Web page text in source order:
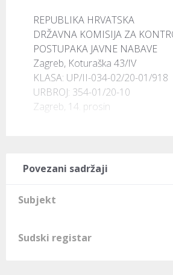
REPUBLIKA HRVATSKA
DRŽAVNA KOMISIJA ZA
POSTUPAKA JAVNE NABAVE
Zagreb, Koturaška 43/IV
KLASA: UP/II-034-02/20-01/918
URBROJ: 354-01/20-10
Zagreb, 14. prosin
Povezani sadržaji
Subjekt
Sudski registar